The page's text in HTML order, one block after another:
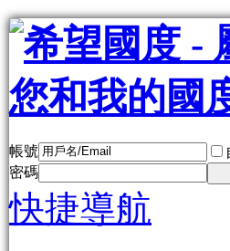
帳號
密碼
快捷導航